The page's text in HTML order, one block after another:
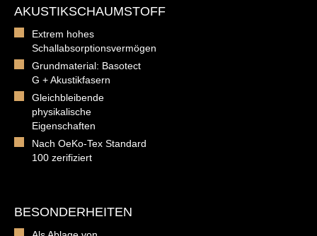
AKUSTIKSCHAUMSTOFF
Extrem hohes
Schallabsorptionsvermögen
Grundmaterial: Basotect
G + Akustikfasern
Gleichbleibende
physikalische
Eigenschaften
Nach OeKo-Tex Standard
100 zerifiziert
BESONDERHEITEN